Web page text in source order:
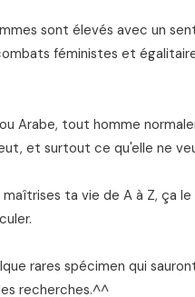
sont élevés avec un
féministes et
Arabe, tout homme
et surtout ce qu'elle ne
ta vie de A à Z, ça
rares spécimen qui
recherches.^^